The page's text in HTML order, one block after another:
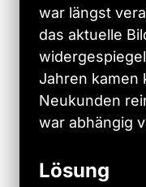
war längst
das aktuelle
Jahren kamen
Neukunden
war abhängig
Lösung